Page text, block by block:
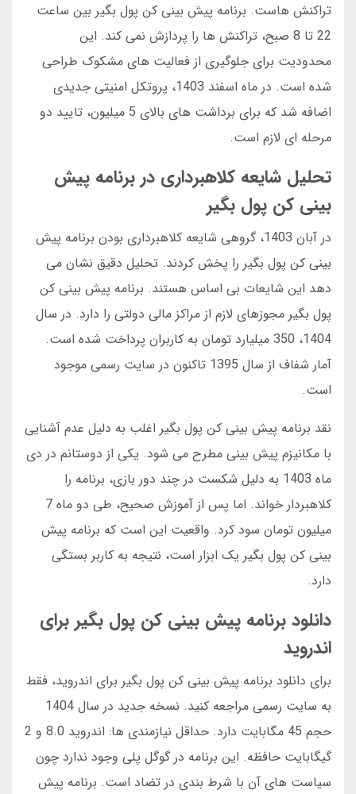
تراکنش هاست. برنامه پیش بینی کن پول بگیر بین ساعت
22 تا 8 صبح، تراکنش ها را پردازش نمی کند. این
محدودیت برای جلوگیری از فعالیت های مشکوک طراحی
شده است. در ماه اسفند 1403، پروتکل امنیتی جدیدی
اضافه شد که برای برداشت های بالای 5 میلیون، تایید دو
مرحله ای لازم است.
تحلیل شایعه کلاهبرداری در برنامه پیش
بینی کن پول بگیر
در آبان 1403، گروهی شایعه کلاهبرداری بودن برنامه پیش
بینی کن پول بگیر را پخش کردند. تحلیل دقیق نشان می
دهد این شایعات بی اساس هستند. برنامه پیش بینی کن
پول بگیر مجوزهای لازم از مراکز مالی دولتی را دارد. در سال
1404، 350 میلیارد تومان به کاربران پرداخت شده است.
آمار شفاف از سال 1395 تاکنون در سایت رسمی موجود
است.
نقد برنامه پیش بینی کن پول بگیر اغلب به دلیل عدم آشنایی
با مکانیزم پیش بینی مطرح می شود. یکی از دوستانم در دی
ماه 1403 به دلیل شکست در چند دور بازی، برنامه را
کلاهبردار خواند. اما پس از آموزش صحیح، طی دو ماه 7
میلیون تومان سود کرد. واقعیت این است که برنامه پیش
بینی کن پول بگیر یک ابزار است، نتیجه به کاربر بستگی
دارد.
دانلود برنامه پیش بینی کن پول بگیر برای
اندروید
برای دانلود برنامه پیش بینی کن پول بگیر برای اندروید، فقط
به سایت رسمی مراجعه کنید. نسخه جدید در سال 1404
حجم 45 مگابایت دارد. حداقل نیازمندی ها: اندروید 8.0 و 2
گیگابایت حافظه. این برنامه در گوگل پلی وجود ندارد چون
سیاست های آن با شرط بندی در تضاد است. برنامه پیش